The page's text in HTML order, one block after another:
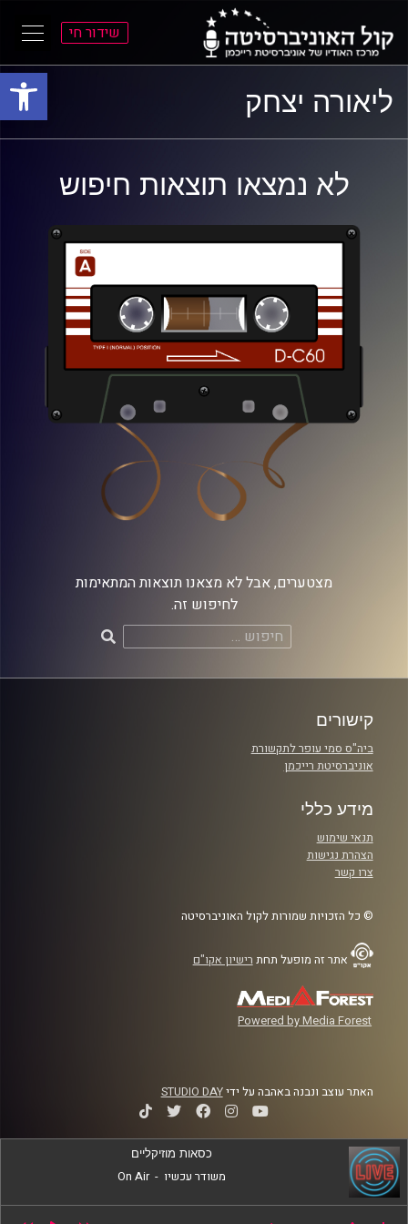
פתח
התפריט
הראשי
התוכן
הראשי
שידור חי
ליאורה יצחק
לא נמצאו תוצאות חיפוש
מצטערים, אבל לא מצאנו תוצאות המתאימות
לחיפוש זה.
חיפוש:
קישורים
ביה"ס סמי עופר לתקשורת
אוניברסיטת רייכמן
מידע כללי
תנאי שימוש
הצהרת נגישות
צרו קשר
© כל הזכויות שמורות לקול האוניברסיטה
אתר זה מופעל תחת רישיון אקו"ם
Powered by Media Forest
האתר עוצב ונבנה באהבה על ידיSTUDIO DAY
כסאות מוזיקליים
משודר עכשיו -
On Air